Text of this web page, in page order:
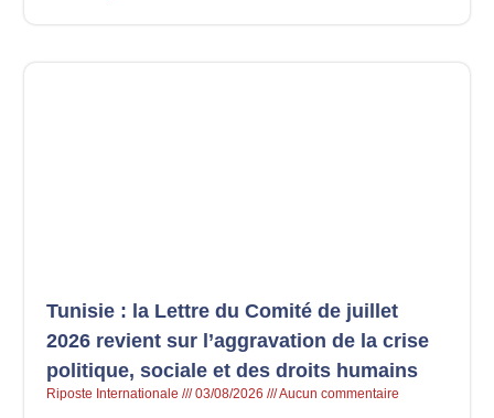
Tunisie : la Lettre du Comité de juillet
2026 revient sur l’aggravation de la crise
politique, sociale et des droits humains
Riposte Internationale 03/08/2026 Aucun commentaire